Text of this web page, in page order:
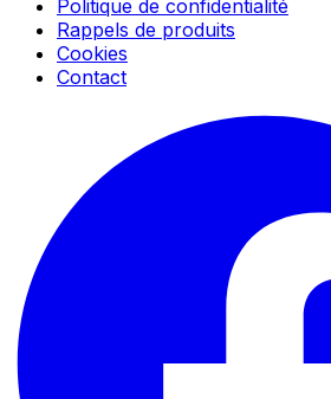
Politique de confidentialité
Rappels de produits
Cookies
Contact